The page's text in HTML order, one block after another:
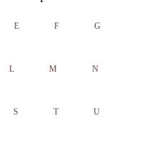
E F G
L M N
S T U